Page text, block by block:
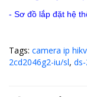
- Sơ đồ lắp đặt hệ
Tags: camera ip
2cd2046g2-iu/sl,